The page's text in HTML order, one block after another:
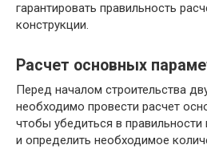
гарантировать правильность
конструкции.
Расчет основных
Перед началом строительства
необходимо провести расчет
чтобы убедиться в
и определить необходимое